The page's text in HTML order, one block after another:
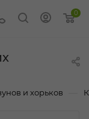
0
и хорьков